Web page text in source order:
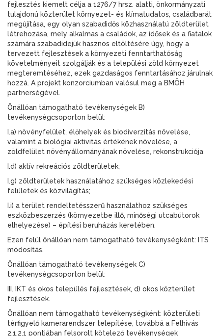
fejlesztés kiemelt célja a 1276/7 hrsz. alatti, önkormányzati
tulajdonú közterület környezet- és klímatudatos, családbarát
megújítása, egy olyan szabadidős közhasználatú zöldterület
létrehozása, mely alkalmas a családok, az idősek és a fiatalok
számára szabadidejük hasznos eltöltésére úgy, hogy a
tervezett fejlesztések a környezeti fenntarthatóság
követelményeit szolgálják és a települési zöld környezet
megteremtéséhez, ezek gazdaságos fenntartásához járulnak
hozzá. A projekt konzorciumban valósul meg a BMÖH
partnerségével.
Önállóan támogatható tevékenységek B)
tevékenységcsoporton belül:
I.a) növényfelület, élőhelyek és biodiverzitás növelése,
valamint a biológiai aktivitás értékének növelése, a
zöldfelület növényállományának növelése, rekonstrukciója
I.d) aktív rekreációs zöldterületek;
I.g) zöldterületek használatához szükséges közlekedési
felületek és közvilágítás;
I.i) a terület rendeltetésszerű használathoz szükséges
eszközbeszerzés (környezetbe illő, minőségi utcabútorok
elhelyezése) – építési beruházás keretében.
Ezen felül önállóan nem támogatható tevékenységként: ITS
módosítás.
Önállóan támogatható tevékenységek C)
tevékenységcsoporton belül:
III. IKT és okos település fejlesztések, d) okos közterület
fejlesztések.
Önállóan nem támogatható tevékenységként: közterületi
térfigyelő kamerarendszer telepítése, továbbá a Felhívás
2.1.2.1 pontjában felsorolt kötelező tevékenységek